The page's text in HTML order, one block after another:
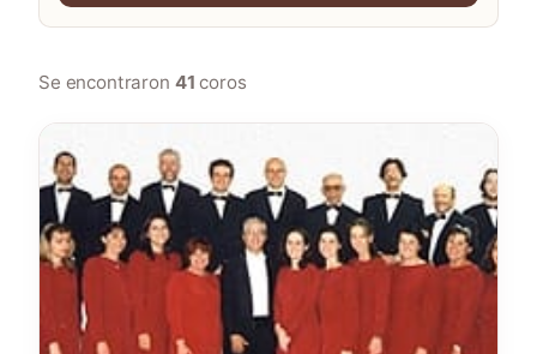
Se encontraron 41 coros